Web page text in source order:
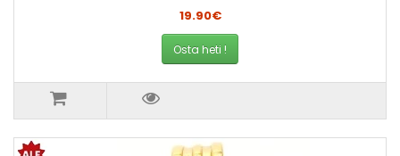
19.90€
Osta heti !